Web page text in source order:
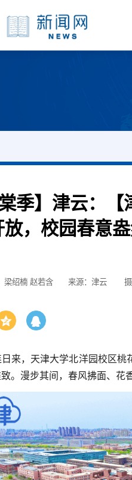
季】津云：
，校园春意盎
梁绍楠 赵若含 来源：津云
来，天津大学北洋园校区
。漫步其间，春风拂面、花